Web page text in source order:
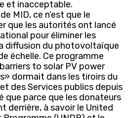
et inacceptable.
MID, ce n’est que le
que les autorités ont lancé
pour éliminer les
diffusion du photovoltaïque
échelle. Ce programme
to solar PV power
dormait dans les tiroirs du
des Services publics depuis
que parce que les donateurs
derrière, à savoir le United